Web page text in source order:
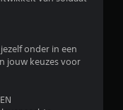
onder in een
jouw keuzes voor